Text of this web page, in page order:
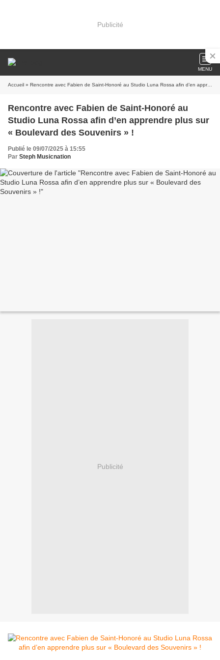
Publicité
MENU
Accueil » Rencontre avec Fabien de Saint-Honoré au Studio Luna Rossa afin d’en apprendre plus sur « Boulevard des Souvenirs » !
Rencontre avec Fabien de Saint-Honoré au
Studio Luna Rossa afin d’en apprendre plus sur
« Boulevard des Souvenirs » !
Publié le 09/07/2025 à 15:55
Par Steph Musicnation
Publicité